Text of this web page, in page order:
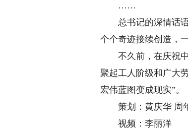
……
总书记的深情话语
个个奇迹接续创造，
不久前，在庆祝中
聚起工人阶级和广大
宏伟蓝图变成现实”。
策划：黄庆华 周
视频：李丽洋